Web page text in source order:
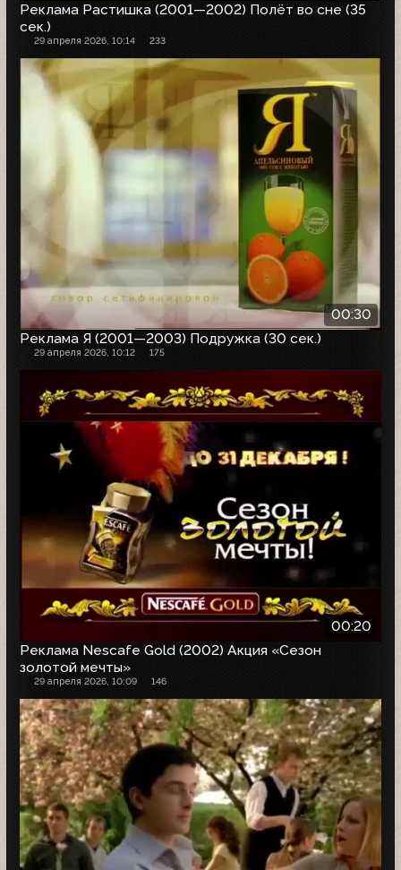
Реклама Растишка (2001—2002) Полёт во сне (35
сек.)
29 апреля 2026, 10:14 233
00:30
Реклама Я (2001—2003) Подружка (30 сек.)
29 апреля 2026, 10:12 175
00:20
Реклама Nescafe Gold (2002) Акция «Сезон
золотой мечты»
29 апреля 2026, 10:09 146